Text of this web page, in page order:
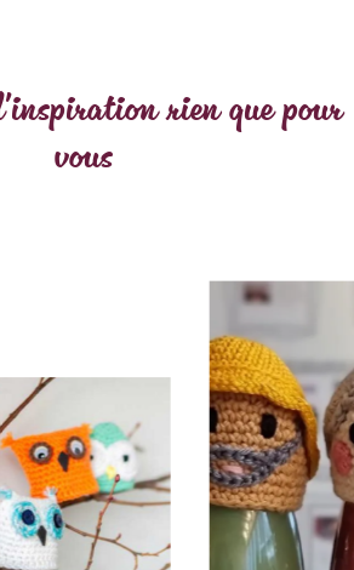
rien que pour
vous